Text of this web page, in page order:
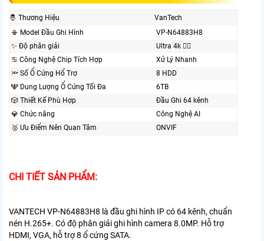
🤴 Thương Hiệu
VanTech
📳 Model Đầu Ghi Hình
VP-N64883H8
✨ Độ phân giải
Ultra 4k 👍🏾
♋ Công Nghệ Chip Tích Hợp
Xử Lý Nhanh
🔦 Số Ổ Cứng Hổ Trợ
8 HDD
🕎 Dung Lượng Ổ Cứng Tối Đa
6TB
🎲 Thiết Kế Phù Hợp
Đầu Ghi 64 kênh
💎 Chức năng
Công Nghệ AI
🥈️ Ưu Điểm Nên Quan Tâm
ONVIF
CHI TIẾT SẢN PHẨM:
VANTECH VP-N64883H8 là đầu ghi hình IP có 64 kênh, chuẩn
nén H.265+. Có độ phân giải ghi hình camera 8.0MP. Hỗ trợ
HDMI, VGA, hỗ trợ 8 ổ cứng SATA.